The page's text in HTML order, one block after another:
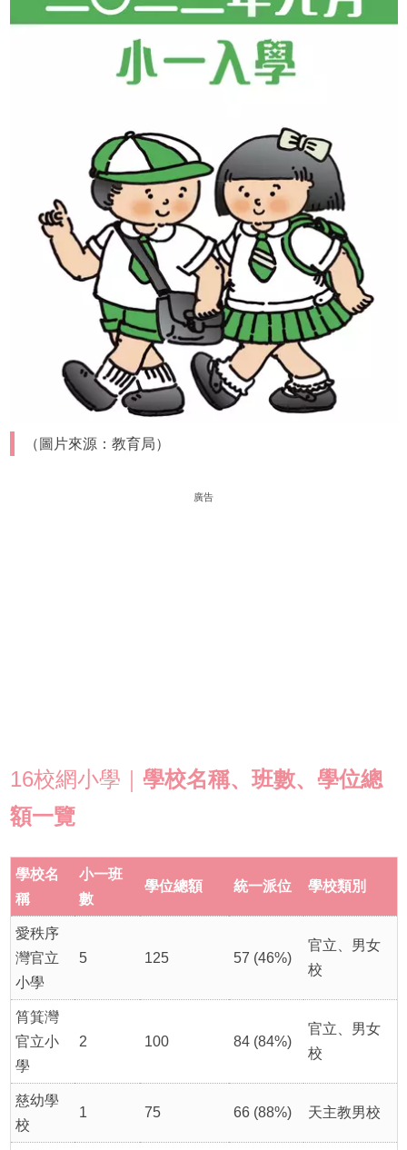
（圖片來源：教育局）
廣告
16校網小學｜ 學校名稱、班數、學位總
額一覽
學校名
稱
小一班
數
學位總額 統一派位 學校類別
愛秩序
灣官立
小學
5 125 57 (46%)
官立、男女
校
筲箕灣
官立小
學
2 100 84 (84%)
官立、男女
校
慈幼學
校
1 75 66 (88%) 天主教男校